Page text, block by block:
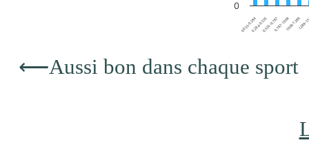
0.033-0.284 0.535-0.787 1.038-1.289
0.284-0.535 0.787-1.038 1.289-
0
⟵Aussi bon dans chaque